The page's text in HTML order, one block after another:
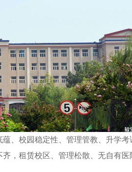
、校园稳定性、管理管教、升学考
，租赁校区、管理松散、无自有医